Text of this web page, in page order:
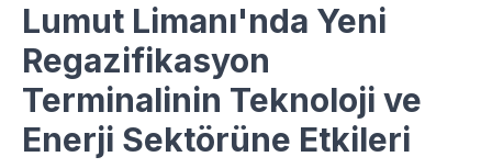
Lumut Limanı'nda Yeni
Regazifikasyon
Terminalinin Teknoloji ve
Enerji Sektörüne Etkileri